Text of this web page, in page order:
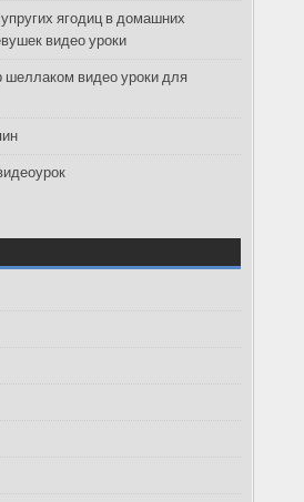
ягодиц в домашних
видео уроки
видео уроки для